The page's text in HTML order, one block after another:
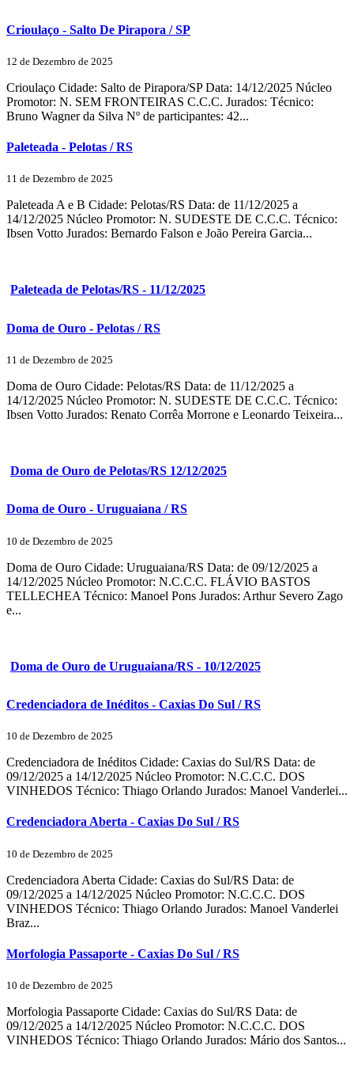
Crioulaço - Salto De Pirapora / SP
12 de Dezembro de 2025
Crioulaço Cidade: Salto de Pirapora/SP Data: 14/12/2025 Núcleo
Promotor: N. SEM FRONTEIRAS C.C.C. Jurados: Técnico:
Bruno Wagner da Silva Nº de participantes: 42...
Paleteada - Pelotas / RS
11 de Dezembro de 2025
Paleteada A e B Cidade: Pelotas/RS Data: de 11/12/2025 a
14/12/2025 Núcleo Promotor: N. SUDESTE DE C.C.C. Técnico:
Ibsen Votto Jurados: Bernardo Falson e João Pereira Garcia...
Paleteada de Pelotas/RS - 11/12/2025
Doma de Ouro - Pelotas / RS
11 de Dezembro de 2025
Doma de Ouro Cidade: Pelotas/RS Data: de 11/12/2025 a
14/12/2025 Núcleo Promotor: N. SUDESTE DE C.C.C. Técnico:
Ibsen Votto Jurados: Renato Corrêa Morrone e Leonardo Teixeira...
Doma de Ouro de Pelotas/RS 12/12/2025
Doma de Ouro - Uruguaiana / RS
10 de Dezembro de 2025
Doma de Ouro Cidade: Uruguaiana/RS Data: de 09/12/2025 a
14/12/2025 Núcleo Promotor: N.C.C.C. FLÁVIO BASTOS
TELLECHEA Técnico: Manoel Pons Jurados: Arthur Severo Zago
e...
Doma de Ouro de Uruguaiana/RS - 10/12/2025
Credenciadora de Inéditos - Caxias Do Sul / RS
10 de Dezembro de 2025
Credenciadora de Inéditos Cidade: Caxias do Sul/RS Data: de
09/12/2025 a 14/12/2025 Núcleo Promotor: N.C.C.C. DOS
VINHEDOS Técnico: Thiago Orlando Jurados: Manoel Vanderlei...
Credenciadora Aberta - Caxias Do Sul / RS
10 de Dezembro de 2025
Credenciadora Aberta Cidade: Caxias do Sul/RS Data: de
09/12/2025 a 14/12/2025 Núcleo Promotor: N.C.C.C. DOS
VINHEDOS Técnico: Thiago Orlando Jurados: Manoel Vanderlei
Braz...
Morfologia Passaporte - Caxias Do Sul / RS
10 de Dezembro de 2025
Morfologia Passaporte Cidade: Caxias do Sul/RS Data: de
09/12/2025 a 14/12/2025 Núcleo Promotor: N.C.C.C. DOS
VINHEDOS Técnico: Thiago Orlando Jurados: Mário dos Santos...